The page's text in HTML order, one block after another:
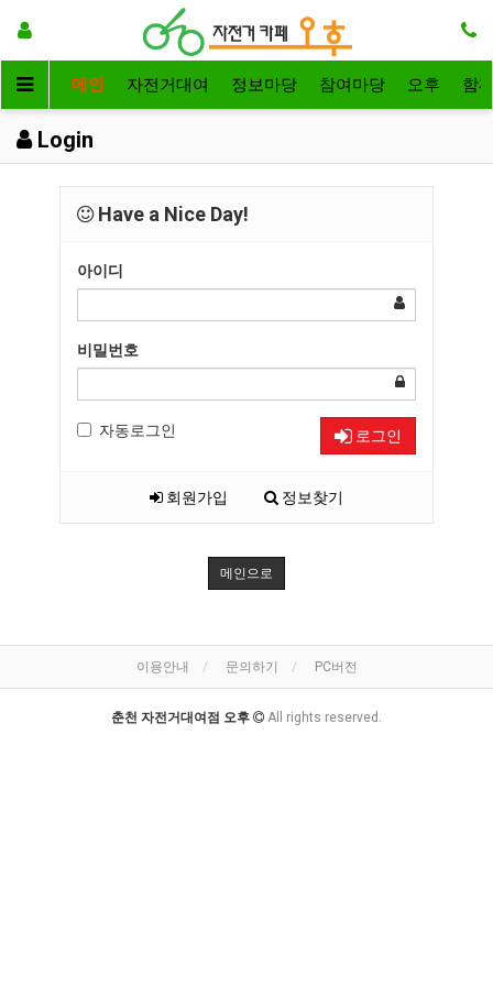
메인 자전거대여 정보마당 참여마당 오후 함
Login
Have a Nice Day!
아이디
비밀번호
자동로그인 로그인
회원가입 정보찾기
메인으로
이용안내 문의하기 PC버전
춘천 자전거대여점 오후 All rights reserved.